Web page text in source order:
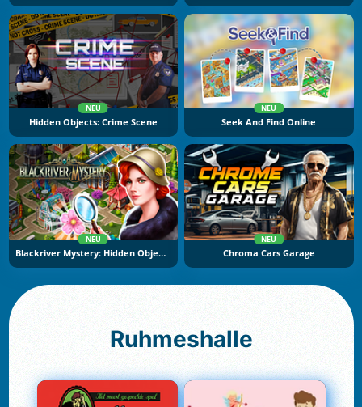
NEU
Hidden Objects: Crime Scene
NEU
Seek And Find Online
NEU
Blackriver Mystery: Hidden Objects
NEU
Chroma Cars Garage
Ruhmeshalle